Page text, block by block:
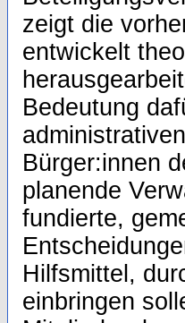
zeigt die
entwickelt
Bedeutung
Bürger:innen
planende
fundierte,
Hilfsmittel,
einbringen